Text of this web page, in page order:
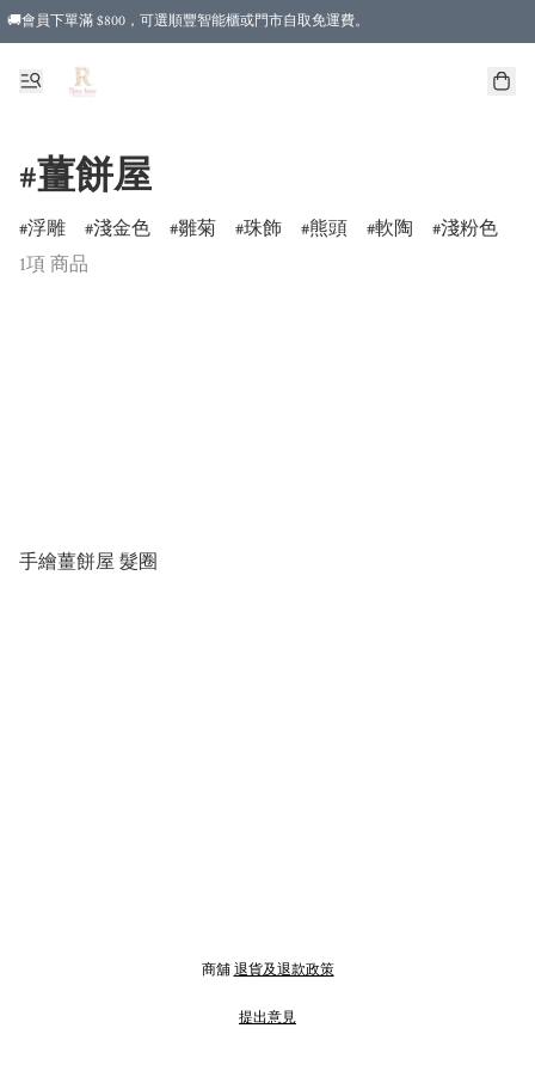
🚚會員下單滿 $800，可選順豐智能櫃或門市自取免運費。
#薑餅屋
浮雕 淺金色 雛菊 珠飾 熊頭 軟陶 淺粉色
1項 商品
手繪薑餅屋 髮圈
商舖 退貨及退款政策
提出意見